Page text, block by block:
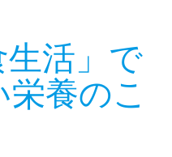
生活」で
養のこ